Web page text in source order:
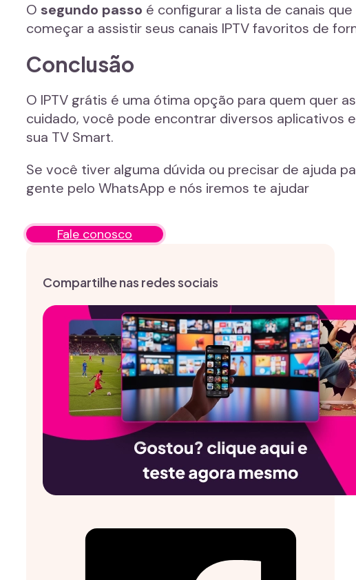
O segundo passo é configurar a lista de canais
começar a assistir seus canais IPTV favoritos de
Conclusão
O IPTV grátis é uma ótima opção para quem quer
cuidado, você pode encontrar diversos aplicativos
sua TV Smart.
Se você tiver alguma dúvida ou precisar de ajuda
gente pelo WhatsApp e nós iremos te ajudar
Fale conosco
Compartilhe nas redes sociais